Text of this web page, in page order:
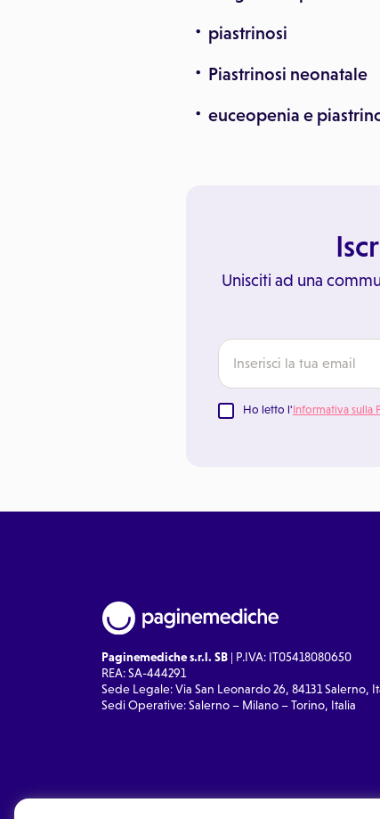
piastrinosi
Piastrinosi neonatale
euceopenia e
Unisciti ad una
Ho letto l'Informativa sulla
Paginemediche s.r.l. SB | P.IVA: IT05418080650
REA: SA-444291
Sede Legale: Via San Leonardo 26, 84131 Salerno,
Sedi Operative: Salerno – Milano – Torino, Italia